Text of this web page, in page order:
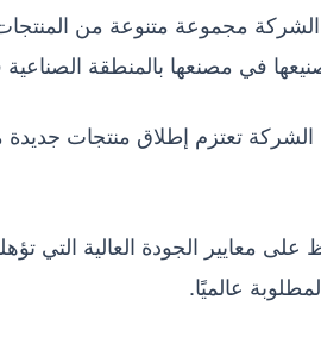
تقدم الشركة مجموعة متنوعة من
في مصنعها بالمنطقة
تعتزم إطلاق منتجات جديدة
معايير الجودة العالية التي
عالميًا.